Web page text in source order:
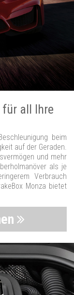
all Ihre
beim
auf der Geraden.
und mehr
als je
Verbrauch
Monza bietet